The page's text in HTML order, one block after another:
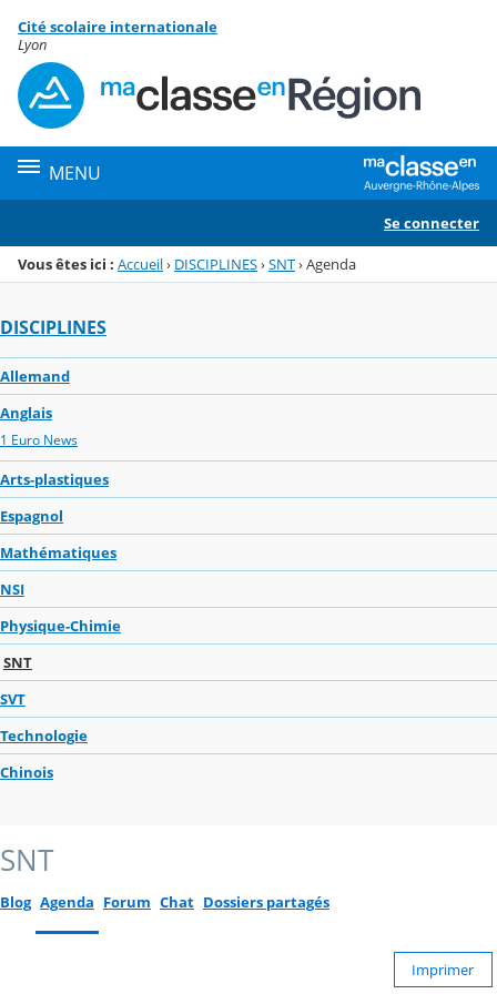
Menu de la rubrique
Contenu
Cité scolaire internationale
Lyon
MENU
Se connecter
Vous êtes ici : Accueil› DISCIPLINES›SNT›Agenda
DISCIPLINES
Allemand
Anglais
1 Euro News
Arts-plastiques
Espagnol
Mathématiques
NSI
Physique-Chimie
SNT
SVT
Technologie
Chinois
SNT
Blog Agenda Forum Chat Dossiers partagés
Imprimer